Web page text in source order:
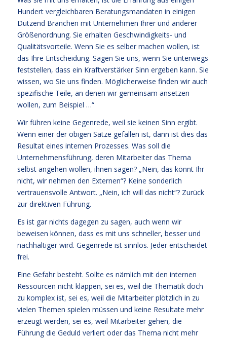
Hundert vergleichbaren Beratungsmandaten in einigen
Dutzend Branchen mit Unternehmen Ihrer und anderer
Größenordnung. Sie erhalten Geschwindigkeits- und
Qualitätsvorteile. Wenn Sie es selber machen wollen, ist
das Ihre Entscheidung. Sagen Sie uns, wenn Sie unterwegs
feststellen, dass ein Kraftverstärker Sinn ergeben kann. Sie
wissen, wo Sie uns finden. Möglicherweise finden wir auch
spezifische Teile, an denen wir gemeinsam ansetzen
wollen, zum Beispiel …“
Wir führen keine Gegenrede, weil sie keinen Sinn ergibt.
Wenn einer der obigen Sätze gefallen ist, dann ist dies das
Resultat eines internen Prozesses. Was soll die
Unternehmensführung, deren Mitarbeiter das Thema
selbst angehen wollen, ihnen sagen? „Nein, das könnt Ihr
nicht, wir nehmen den Externen“? Keine sonderlich
vertrauensvolle Antwort. „Nein, ich will das nicht“? Zurück
zur direktiven Führung.
Es ist gar nichts dagegen zu sagen, auch wenn wir
beweisen können, dass es mit uns schneller, besser und
nachhaltiger wird. Gegenrede ist sinnlos. Jeder entscheidet
frei.
Eine Gefahr besteht. Sollte es nämlich mit den internen
Ressourcen nicht klappen, sei es, weil die Thematik doch
zu komplex ist, sei es, weil die Mitarbeiter plötzlich in zu
vielen Themen spielen müssen und keine Resultate mehr
erzeugt werden, sei es, weil Mitarbeiter gehen, die
Führung die Geduld verliert oder das Thema nicht mehr